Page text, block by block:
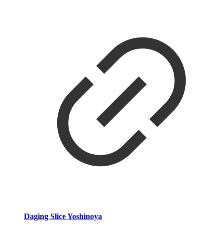
Daging Slice Yoshinoya